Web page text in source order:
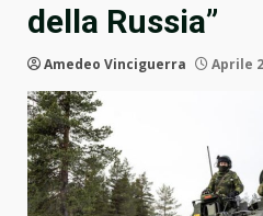
della Russia”
Amedeo Vinciguerra Aprile